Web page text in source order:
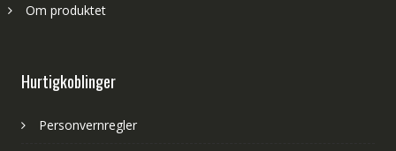
Om produktet
Hurtigkoblinger
Personvernregler